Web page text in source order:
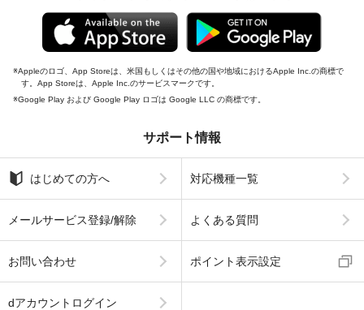
Appleのロゴ、App Storeは、米国もしくはその他の国や地域におけるApple Inc.の商標で
す。App Storeは、Apple Inc.のサービスマークです。
Google Play および Google Play ロゴは Google LLC の商標です。
サポート情報
はじめての方へ 対応機種一覧
メールサービス登録/解除 よくある質問
お問い合わせ ポイント表示設定
dアカウントログイン